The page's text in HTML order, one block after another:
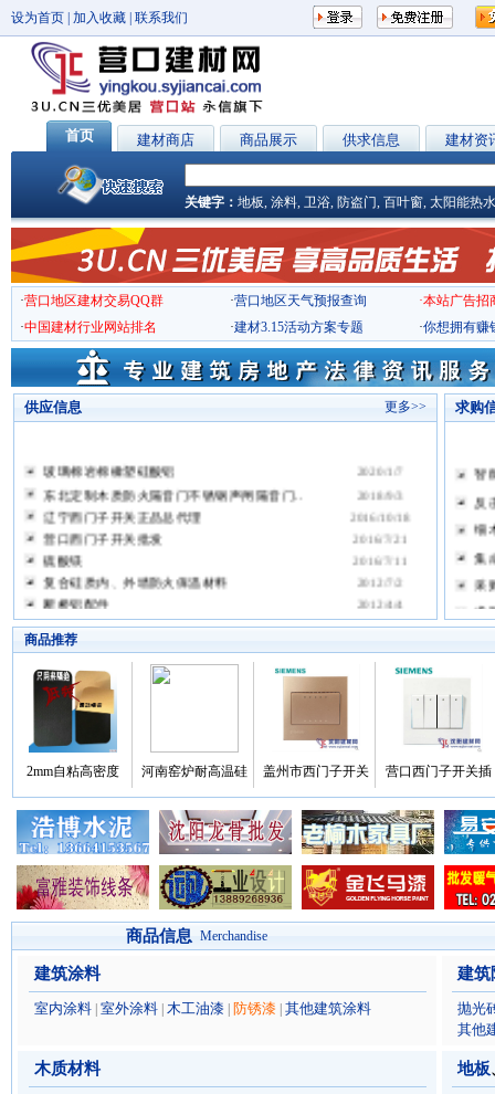
设为首页 加入收藏 联系我们
首页 建材商店 商品展示 供求信息 建材资
关键字： 地板, 涂料, 卫浴, 防盗门, 百叶窗, 太阳能热
·营口地区建材交易QQ群 ·营口地区天气预报查询
·本站广告招
·中国建材行业网站排名 ·建材3.15活动方案专题 ·你想拥有赚
供应信息 更多>>
玻璃棉岩棉橡塑硅酸铝
2020/1/7
东北定制木质防火隔音门不锈钢声闸隔音门..
2018/9/3
辽宁西门子开关正品总代理
2016/10/18
营口西门子开关批发
2016/7/21
硫酸镁
2016/7/11
复合硅质内、外墙防火保温材料
2012/7/2
断桥铝配件
2012/4/4
免漆套装工艺门
2011/8/29
供应 浴室柜
供应 动物雕塑 牛
2011/6/23
供应 SOOVEE3-20*1220*..
供应 耐酸瓷砖、瓷板
求购
智
反
细
集
采
求
求
商品推荐
2mm自粘高密度 河南窑炉耐高温硅 盖州市西门子开关 营口西门子开关插
商品信息 Merchandise
建筑涂料
室内涂料| 室外涂料| 木工油漆 防锈漆 其他建筑涂料
建筑
抛光
其他
木质材料 地板